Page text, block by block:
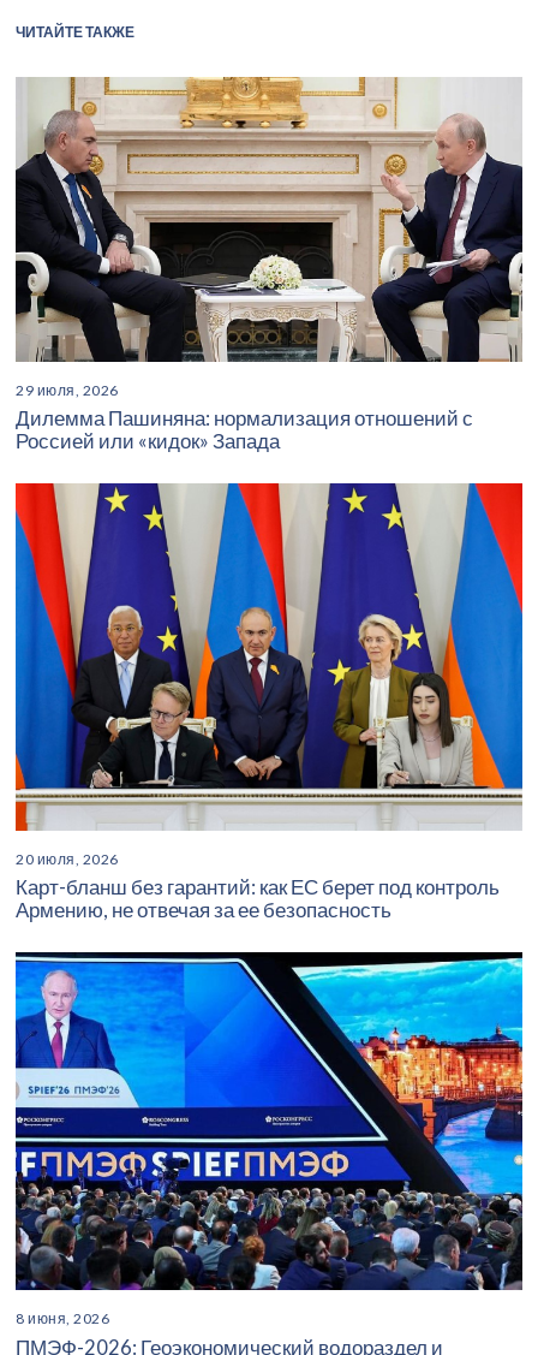
ЧИТАЙТЕ ТАКЖЕ
29 июля, 2026
Дилемма Пашиняна: нормализация отношений с
Россией или «кидок» Запада
20 июля, 2026
Карт-бланш без гарантий: как ЕС берет под контроль
Армению, не отвечая за ее безопасность
8 июня, 2026
ПМЭФ-2026: Геоэкономический водораздел и